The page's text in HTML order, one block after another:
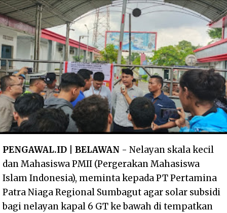
PENGAWAL.ID | BELAWAN - Nelayan skala kecil
dan Mahasiswa PMII (Pergerakan Mahasiswa
Islam Indonesia), meminta kepada PT Pertamina
Patra Niaga Regional Sumbagut agar solar subsidi
bagi nelayan kapal 6 GT ke bawah di tempatkan